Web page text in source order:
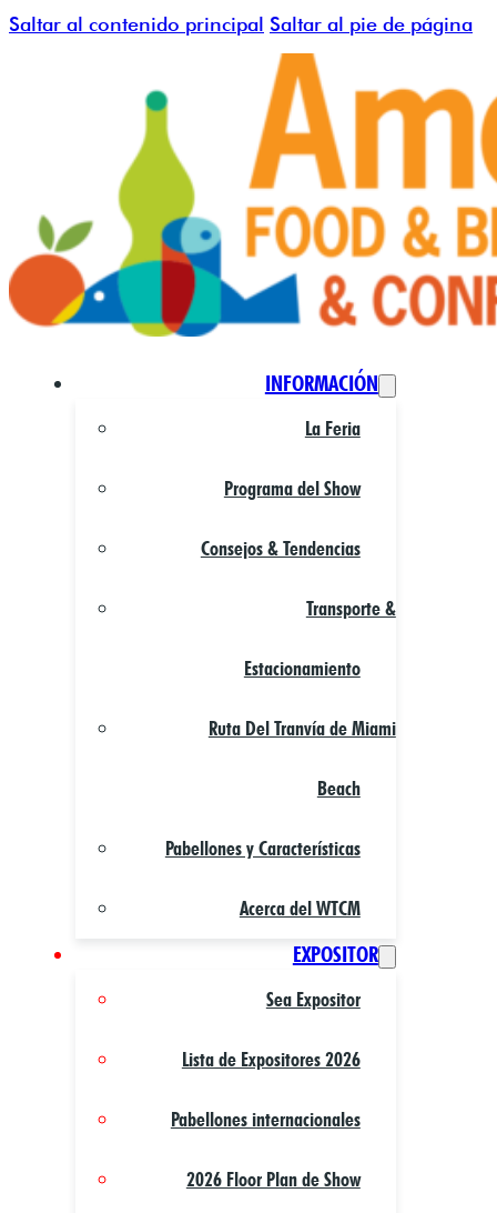
Saltar al contenido principal Saltar al pie de página
INFORMACIÓN
La Feria
Programa del Show
Consejos & Tendencias
Transporte &
Estacionamiento
Ruta Del Tranvía de Miami
Beach
Pabellones y Características
Acerca del WTCM
EXPOSITOR
Sea Expositor
Lista de Expositores 2026
Pabellones internacionales
2026 Floor Plan de Show